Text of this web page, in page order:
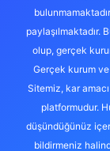
paylaşılmaktadır.
olup, gerçek
Gerçek kurum
Sitemiz, kar
platformudur.
düşündüğünüz
bildirmeniz